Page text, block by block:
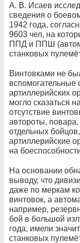
А. В. Исаев
сведения о
1942 года,
9603 чел, на
ППД и ППШ
станковых
Винтовками не
вспомогательные
артиллерийских
могло сказаться
отсутствие
автороты,
отдельных
артиллерийские
на
На основании
выводу, что
даже по меркам
винтовок, а
например,
бой в большой
года, имели
станковых